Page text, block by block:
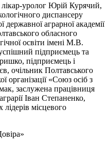
уролог Юрій Курячий,
диспансеру
аграрної академії
обласного
освіти імені М.В.
підприємець та
підприємець і
очільник Полтавського
організації «Союз осіб з
заслужена працівниця
Іван Степаненко,
місцевого